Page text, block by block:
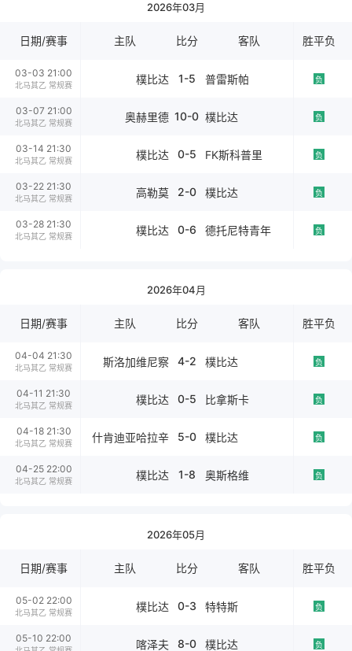
2026年03月
日期/赛事 主队 比分 客队 胜平负
03-03 21:00
北马其乙 常规赛 樸比达 1-5 普雷斯帕 负
03-07 21:00
北马其乙 常规赛 奥赫里德 10-0 樸比达 负
03-14 21:30
北马其乙 常规赛 樸比达 0-5 FK斯科普里 负
03-22 21:30
北马其乙 常规赛 高勒莫 2-0 樸比达 负
03-28 21:30
北马其乙 常规赛 樸比达 0-6 德托尼特青年 负
2026年04月
日期/赛事 主队 比分 客队 胜平负
04-04 21:30
北马其乙 常规赛 斯洛加维尼察 4-2 樸比达 负
04-11 21:30
北马其乙 常规赛 樸比达 0-5 比拿斯卡 负
04-18 21:30
北马其乙 常规赛 什肯迪亚哈拉辛 5-0 樸比达 负
04-25 22:00
北马其乙 常规赛 樸比达 1-8 奥斯格维 负
2026年05月
日期/赛事 主队 比分 客队 胜平负
05-02 22:00
北马其乙 常规赛 樸比达 0-3 特特斯 负
05-10 22:00 喀泽夫 8-0 樸比达 负